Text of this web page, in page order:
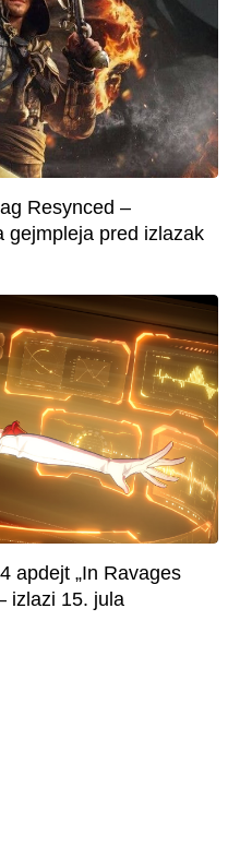
Resynced –
gejmpleja pred izlazak
apdejt „In Ravages
izlazi 15. jula